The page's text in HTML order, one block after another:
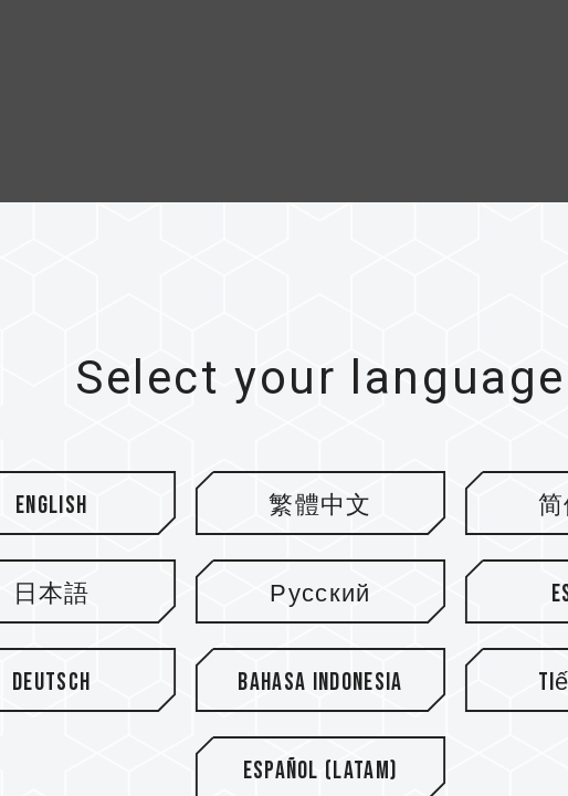
Select your language
English 繁體中文
日本語 Русский
Deutsch Bahasa Indonesia
Español (Latam)